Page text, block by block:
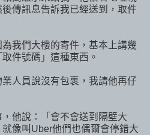
傳訊息告訴我已經送到，取件
我們大樓的寄件，基本上講幾
件號碼」這種東西。
人員說沒有包裹，我請他再仔
他說：「會不會送到隔壁大
像叫Uber他們也偶爾會停錯大